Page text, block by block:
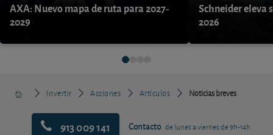
AXA: Nuevo mapa de ruta para 2027-
2029
Schneider eleva
2026
Invertir Acciones Artículos Noticias breves
913 009 141 Contacto de lunes a viernes de 9h-14h